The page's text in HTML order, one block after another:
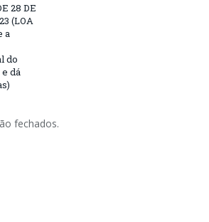
28 DE
(LOA
a
do
dá
fechados.